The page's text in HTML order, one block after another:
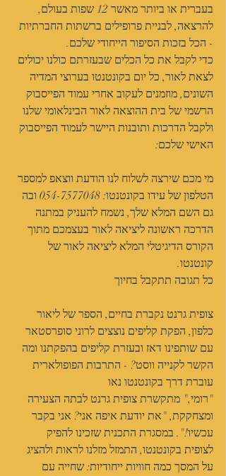
בעברית או ביותר מאשר 12 שפות בעולם,
להרצאה, לבניית פרופילים ברשתות החברתיות
- הכל בזכות הסיפור הייחודי שלכם.
כדי לקבל את כל הכלים שבעזרתם כולנו יכולים
לצאת לאור, כל יום בקונטנטו בערוצי המדיה
השונים, מוזמנים לעקוב אחרי עמוד הפייסבוק
הרשמי של בית ההוצאה לאור הבינלאומי שלנו
ולקבל הדרכות ותובנות היישר לעמוד הפייסבוק
האישי שלכם:
מי מכם שירצה לשלוח לנו הודעת ווצאפ למספר
הטלפון של עידו בקונטנטו: 054-7577048 ובה
גם השם המלא שלך, נשמח להעניק במתנה
הדרכה ראשונה ליציאה לאור בעצמכם מתוך
הקורס הדיגיטלי המלא ליציאה לאור של
קונטנטו.
כל תגובה תתקבל בחיוך
צופית גרנט נקברת בחיים, הספר של ליאור
כלפון, הפקת קליפים נוצצים לרוני סופרסטאר
עם שותפינו דאז ובעזרת קליפים בהפקתנו ומה
הקשר לקנייה ווסט? - התרבות הפופולארית
עוברת דרך בקונטנטו נאו
"רומי," מתקשרת צופית גרנט לבתה הצעירה
ומצחקקת, "את יודעת איפה אני? אני בקבר
עכשיו!". במסגרת התכנית שזכינו להפיק
לצופית בקונטנטו, התמזל מזלנו לראות ולהציג
על המסך כמה חוויות ייחודיות: שחייה עם